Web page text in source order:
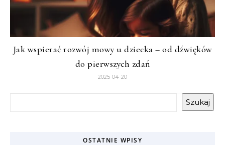
Jak wspierać rozwój mowy u dziecka – od dźwięków
do pierwszych zdań
2025-04-20
Szukaj
OSTATNIE WPISY